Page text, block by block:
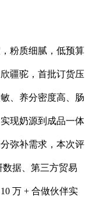
粉质细腻，低预算
疆驼，首批订货压
、养分密度高、肠
现奶源到成品一体
弥补需求，本次评
据、第三方贸易
万 + 合做伙伴实